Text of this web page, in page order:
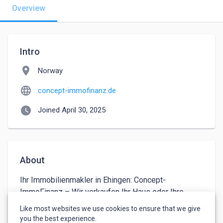
Overview
Intro
location_on Norway
language concept-immofinanz.de
watch_later Joined April 30, 2025
About
Ihr Immobilienmakler in Ehingen: Concept-
ImmoFinanz – Wir verkaufen Ihr Haus oder Ihre
Wohnung kompetent & erfolgreich. Jetzt Beratung
anfordern!
Like most websites we use cookies to ensure that we give
you the best experience.